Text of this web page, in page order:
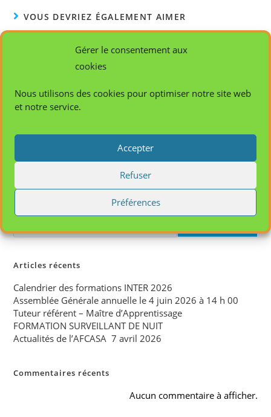
Gérer le consentement aux
cookies
Nous utilisons des cookies pour optimiser notre site web
et notre service.
Accepter
Refuser
Préférences
VOUS DEVRIEZ ÉGALEMENT AIMER
15 février 2018
Articles récents
Calendrier des formations INTER 2026
Assemblée Générale annuelle le 4 juin 2026 à 14 h 00
Tuteur référent – Maître d’Apprentissage
FORMATION SURVEILLANT DE NUIT
Actualités de l’AFCASA 7 avril 2026
Commentaires récents
Aucun commentaire à afficher.